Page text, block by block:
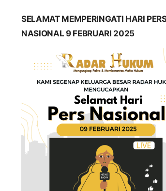
SELAMAT MEMPERINGATI HARI
NASIONAL 9 FEBRUARI 2025